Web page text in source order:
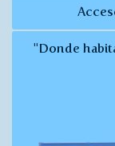
"Donde